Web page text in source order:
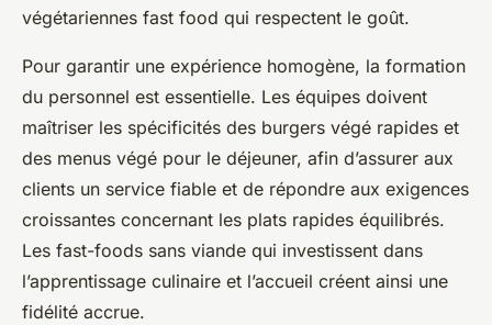
végétariennes fast food qui respectent le goût.
Pour garantir une expérience homogène, la formation
du personnel est essentielle. Les équipes doivent
maîtriser les spécificités des burgers végé rapides et
des menus végé pour le déjeuner, afin d’assurer aux
clients un service fiable et de répondre aux exigences
croissantes concernant les plats rapides équilibrés.
Les fast-foods sans viande qui investissent dans
l’apprentissage culinaire et l’accueil créent ainsi une
fidélité accrue.